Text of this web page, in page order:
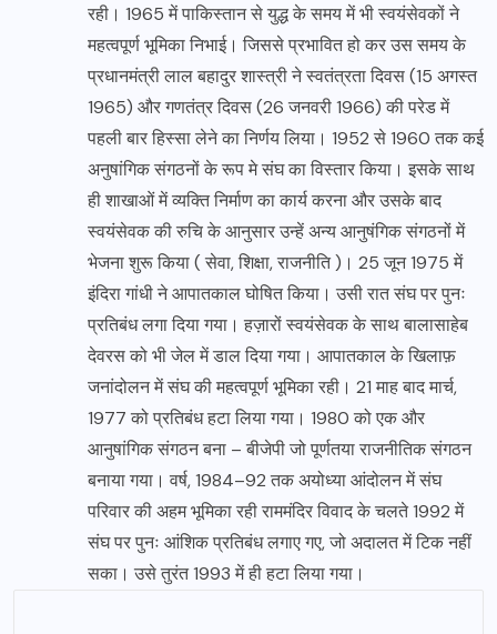
रही। 1965 में पाकिस्तान से युद्ध के समय में भी स्वयंसेवकों ने
महत्वपूर्ण भूमिका निभाई। जिससे प्रभावित हो कर उस समय के
प्रधानमंत्री लाल बहादुर शास्त्री ने स्वतंत्रता दिवस (15 अगस्त
1965) और गणतंत्र दिवस (26 जनवरी 1966) की परेड में
पहली बार हिस्सा लेने का निर्णय लिया। 1952 से 1960 तक कई
अनुषांगिक संगठनों के रूप मे संघ का विस्तार किया। इसके साथ
ही शाखाओं में व्यक्ति निर्माण का कार्य करना और उसके बाद
स्वयंसेवक की रुचि के आनुसार उन्हें अन्य आनुषंगिक संगठनों में
भेजना शुरू किया ( सेवा, शिक्षा, राजनीति )। 25 जून 1975 में
इंदिरा गांधी ने आपातकाल घोषित किया। उसी रात संघ पर पुनः
प्रतिबंध लगा दिया गया। हज़ारों स्वयंसेवक के साथ बालासाहेब
देवरस को भी जेल में डाल दिया गया। आपातकाल के खिलाफ़
जनांदोलन में संघ की महत्वपूर्ण भूमिका रही। 21 माह बाद मार्च,
1977 को प्रतिबंध हटा लिया गया। 1980 को एक और
आनुषांगिक संगठन बना – बीजेपी जो पूर्णतया राजनीतिक संगठन
बनाया गया। वर्ष, 1984–92 तक अयोध्या आंदोलन में संघ
परिवार की अहम भूमिका रही राममंदिर विवाद के चलते 1992 में
संघ पर पुनः आंशिक प्रतिबंध लगाए गए, जो अदालत में टिक नहीं
सका। उसे तुरंत 1993 में ही हटा लिया गया।